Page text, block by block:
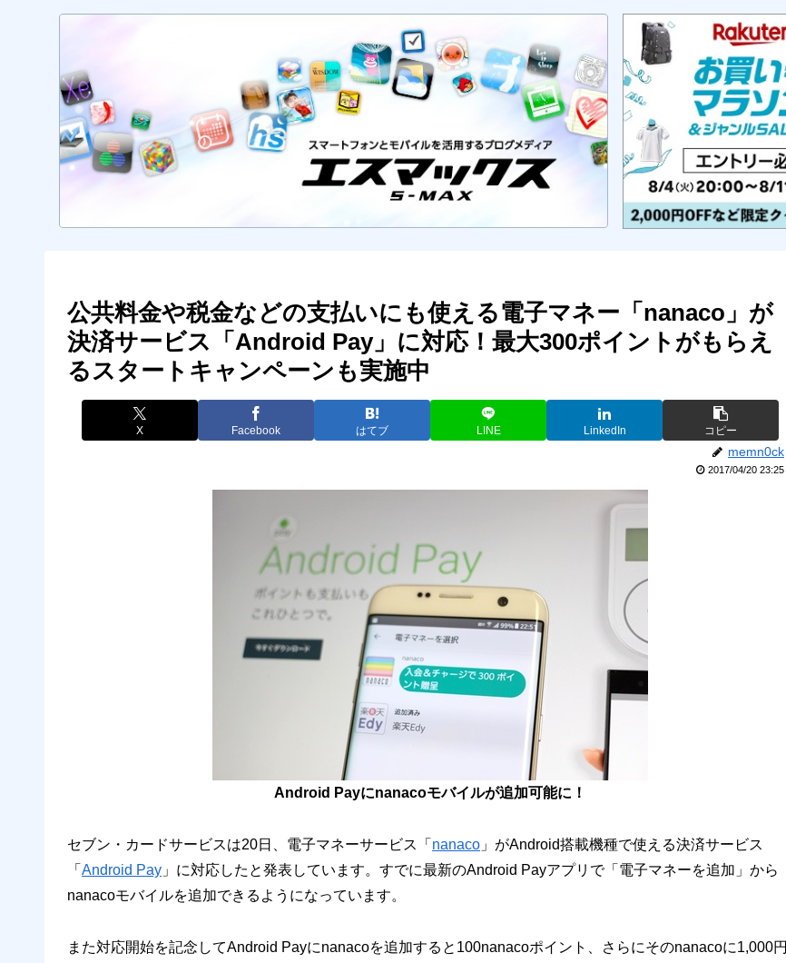
公共料金や税金などの支払いにも使える電子マネー「nanaco」が
決済サービス「Android Pay」に対応！最大300ポイントがもらえ
るスタートキャンペーンも実施中
X Facebook はてブ LINE LinkedIn コピー
memn0ck
2017/04/20 23:25
Android Payにnanacoモバイルが追加可能に！
セブン・カードサービスは20日、電子マネーサービス「 nanaco 」がAndroid搭載機種で使える決済サービス
「 Android Pay 」に対応したと発表しています。すでに最新のAndroid Payアプリで「電子マネーを追加」から
nanacoモバイルを追加できるようになっています。
また対応開始を記念してAndroid Payにnanacoを追加すると100nanacoポイント、さらにそのnanacoに1,000円